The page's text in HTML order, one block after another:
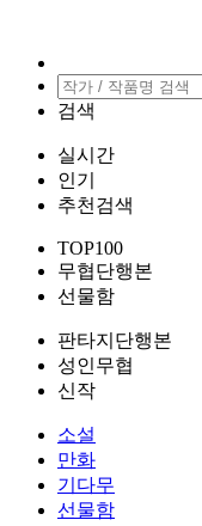
검색
실시간
인기
추천검색
TOP100
무협단행본
선물함
판타지단행본
성인무협
신작
소설
만화
기다무
선물함